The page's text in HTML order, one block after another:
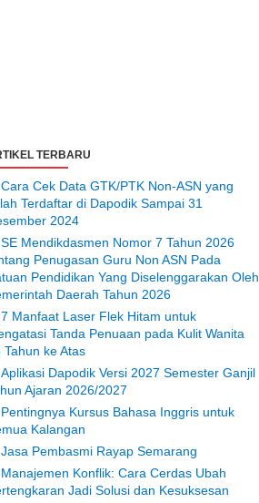
TERBARU
Cara Cek Data GTK/PTK Non-ASN yang
Terdaftar di Dapodik Sampai 31
2024
SE Mendikdasmen Nomor 7 Tahun 2026
Penugasan Guru Non ASN Pada
Pendidikan Yang Diselenggarakan Oleh
Daerah Tahun 2026
7 Manfaat Laser Flek Hitam untuk
Tanda Penuaan pada Kulit Wanita
Tahun ke Atas
Aplikasi Dapodik Versi 2027 Semester Ganjil
Ajaran 2026/2027
Pentingnya Kursus Bahasa Inggris untuk
Kalangan
Jasa Pembasmi Rayap Semarang
Manajemen Konflik: Cara Cerdas Ubah
Jadi Solusi dan Kesuksesan